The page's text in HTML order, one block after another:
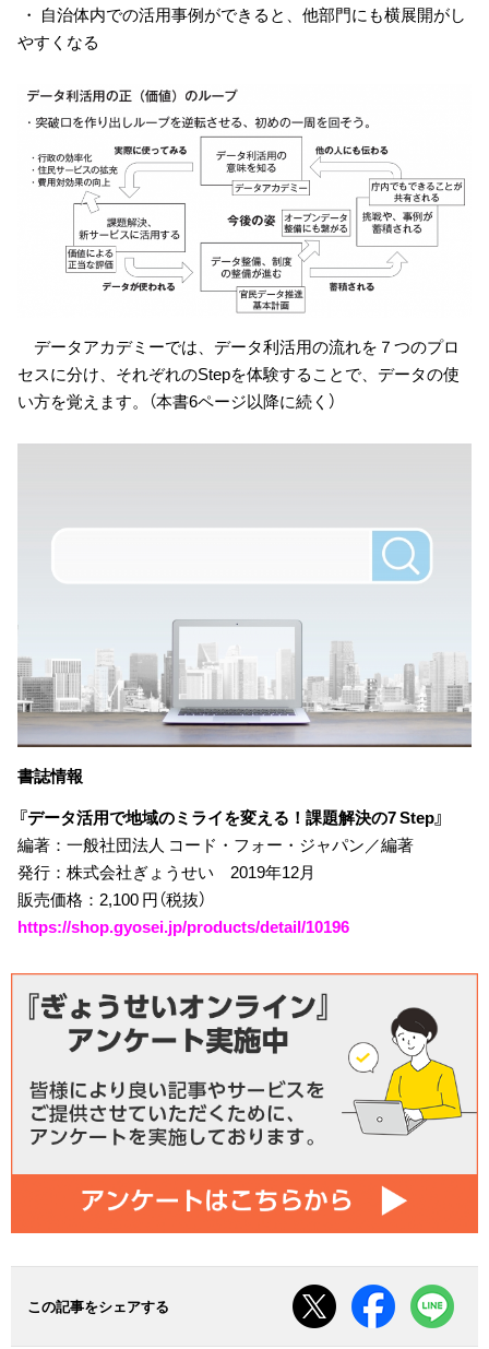
・ 自治体内での活用事例ができると、他部門にも横展開がし
やすくなる
データアカデミーでは、データ利活用の流れを７つのプロ
セスに分け、それぞれのStepを体験することで、データの使
い方を覚えます。（本書6ページ以降に続く）
書誌情報
『データ活用で地域のミライを変える！課題解決の7 Step』
編著：一般社団法人 コード・フォー・ジャパン／編著
発行：株式会社ぎょうせい 2019年12月
販売価格：2,100 円（税抜）
https://shop.gyosei.jp/products/detail/10196
この記事をシェアする